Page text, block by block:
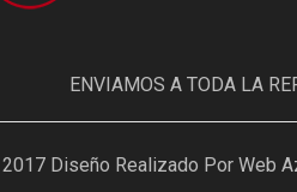
ENVIAMOS A TODA LA
Diseño Realizado Por Web